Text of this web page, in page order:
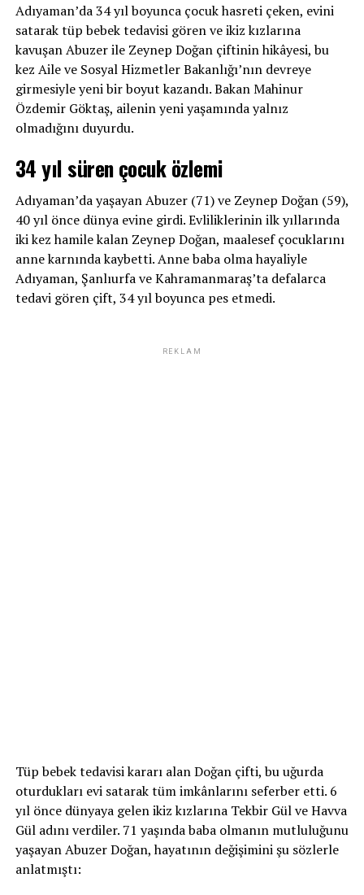
Adıyaman’da 34 yıl boyunca çocuk hasreti çeken, evini
satarak tüp bebek tedavisi gören ve ikiz kızlarına
kavuşan Abuzer ile Zeynep Doğan çiftinin hikâyesi, bu
kez Aile ve Sosyal Hizmetler Bakanlığı’nın devreye
girmesiyle yeni bir boyut kazandı. Bakan Mahinur
Özdemir Göktaş, ailenin yeni yaşamında yalnız
olmadığını duyurdu.
34 yıl süren çocuk özlemi
Adıyaman’da yaşayan Abuzer (71) ve Zeynep Doğan (59),
40 yıl önce dünya evine girdi. Evliliklerinin ilk yıllarında
iki kez hamile kalan Zeynep Doğan, maalesef çocuklarını
anne karnında kaybetti. Anne baba olma hayaliyle
Adıyaman, Şanlıurfa ve Kahramanmaraş’ta defalarca
tedavi gören çift, 34 yıl boyunca pes etmedi.
REKLAM
Tüp bebek tedavisi kararı alan Doğan çifti, bu uğurda
oturdukları evi satarak tüm imkânlarını seferber etti. 6
yıl önce dünyaya gelen ikiz kızlarına Tekbir Gül ve Havva
Gül adını verdiler. 71 yaşında baba olmanın mutluluğunu
yaşayan Abuzer Doğan, hayatının değişimini şu sözlerle
anlatmıştı: